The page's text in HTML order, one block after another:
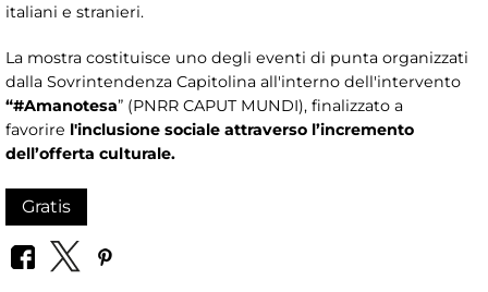
italiani e stranieri.
La mostra costituisce uno degli eventi di punta organizzati
dalla Sovrintendenza Capitolina all'interno dell'intervento
“#Amanotesa” (PNRR CAPUT MUNDI), finalizzato a
favorire l'inclusione sociale attraverso l’incremento
dell’offerta culturale.
Gratis